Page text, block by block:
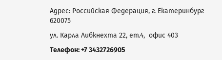
Адрес: Российская Федерация, г. Екатеринбург
620075
ул. Карла Либкнехта 22, ет.4, офис 403
Телефон:+7 3432726905